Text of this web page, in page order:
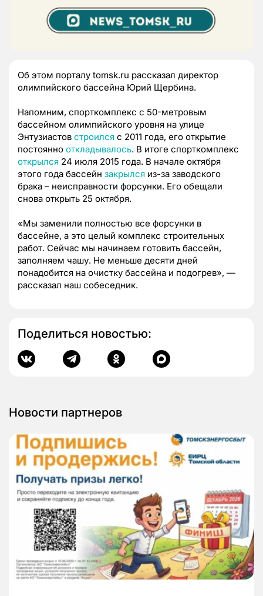
Об этом порталу tomsk.ru рассказал директор
олимпийского бассейна Юрий Щербина.
Напомним, спорткомплекс с 50-метровым
бассейном олимпийского уровня на улице
Энтузиастов строился с 2011 года, его открытие
постоянно откладывалось. В итоге спорткомплекс
открылся 24 июля 2015 года. В начале октября
этого года бассейн закрылся из-за заводского
брака – неисправности форсунки. Его обещали
снова открыть 25 октября.
«Мы заменили полностью все форсунки в
бассейне, а это целый комплекс строительных
работ. Сейчас мы начинаем готовить бассейн,
заполняем чашу. Не меньше десяти дней
понадобится на очистку бассейна и подогрев», —
рассказал наш собеседник.
Поделиться новостью:
Новости партнеров